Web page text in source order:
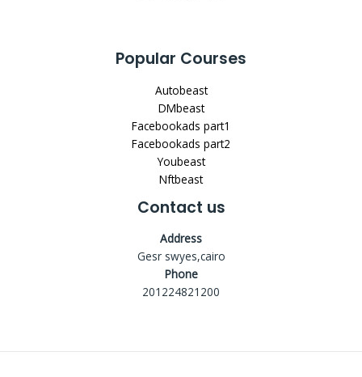
Popular Courses
Autobeast
DMbeast
Facebookads part1
Facebookads part2
Youbeast
Nftbeast
Contact us
Address
Gesr swyes,cairo
Phone
201224821200